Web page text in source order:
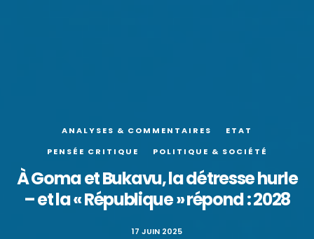
ANALYSES & COMMENTAIRES
ETAT
PENSÉE CRITIQUE
POLITIQUE & SOCIÉTÉ
À Goma et Bukavu, la détresse hurle
– et la « République » répond : 2028
17 JUIN 2025